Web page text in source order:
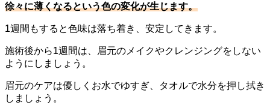
徐々に薄くなるという色の変化が生じます。
1週間もすると色味は落ち着き、安定してきます。
施術後から1週間は、眉元のメイクやクレンジングをしない
ようにしましょう。
眉元のケアは優しくお水でゆすぎ、タオルで水分を押し拭き
しましょう。